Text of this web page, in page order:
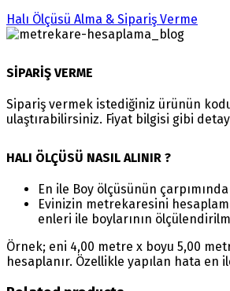
Halı Ölçüsü Alma & Sipariş Verme
SİPARİŞ VERME
Sipariş vermek istediğiniz ürünün
ulaştırabilirsiniz. Fiyat bilgisi gibi
HALI ÖLÇÜSÜ NASIL ALINIR ?
En ile Boy ölçüsünün
Evinizin metrekaresini
enleri ile boylarının
Örnek; eni 4,00 metre x boyu 5,00
hesaplanır. Özellikle yapılan hata en